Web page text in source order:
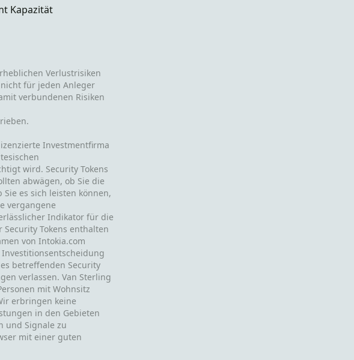
Kapazität
Verlustrisiken
für jeden Anleger
verbundenen Risiken
Investmentfirma
wird. Security Tokens
abwägen, ob Sie die
Sie es sich leisten können,
vergangene
Indikator für die
Tokens enthalten
von Intokia.com
betreffenden Security
verlassen. Van Sterling
mit Wohnsitz
erbringen keine
in den Gebieten
und Signale zu
mit einer guten